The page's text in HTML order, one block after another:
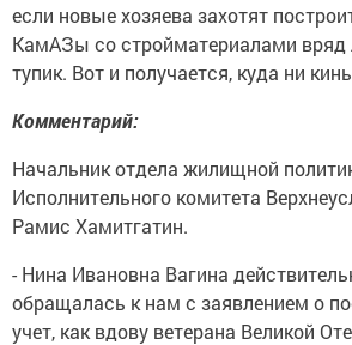
если новые хозяева захотят
КамАЗы со стройматериалами вряд
тупик. Вот и получается, куда ни
Комментарий:
Начальник отдела жилищной
Исполнительного комитета
Рамис Хамитгатин.
- Нина Ивановна Вагина
обращалась к нам с заявлением о
учет, как вдову ветерана Великой